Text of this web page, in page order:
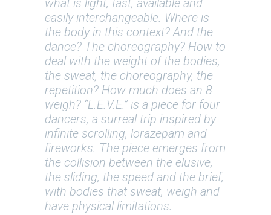
what is light, fast, available and
easily interchangeable. Where is
the body in this context? And the
dance? The choreography? How to
deal with the weight of the bodies,
the sweat, the choreography, the
repetition? How much does an 8
weigh? “L.E.V.E.” is a piece for four
dancers, a surreal trip inspired by
infinite scrolling, lorazepam and
fireworks. The piece emerges from
the collision between the elusive,
the sliding, the speed and the brief,
with bodies that sweat, weigh and
have physical limitations.